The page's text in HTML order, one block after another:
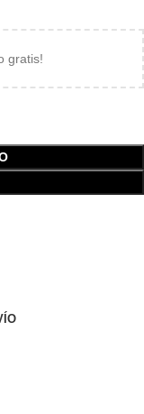
gratis!